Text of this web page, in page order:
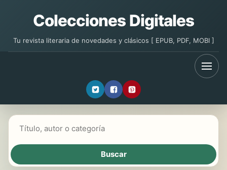
Colecciones Digitales
Tu revista literaria de novedades y clásicos [ EPUB, PDF, MOBI ]